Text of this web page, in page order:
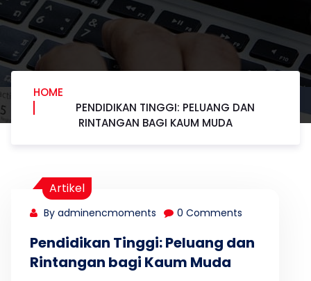
HOME
PENDIDIKAN TINGGI: PELUANG DAN
RINTANGAN BAGI KAUM MUDA
Artikel
By adminencmoments 0 Comments
Pendidikan Tinggi: Peluang dan
Rintangan bagi Kaum Muda